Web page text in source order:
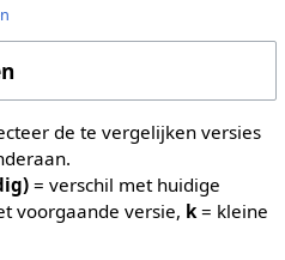
de te vergelijken versies
= verschil met huidige
voorgaande versie, k= kleine